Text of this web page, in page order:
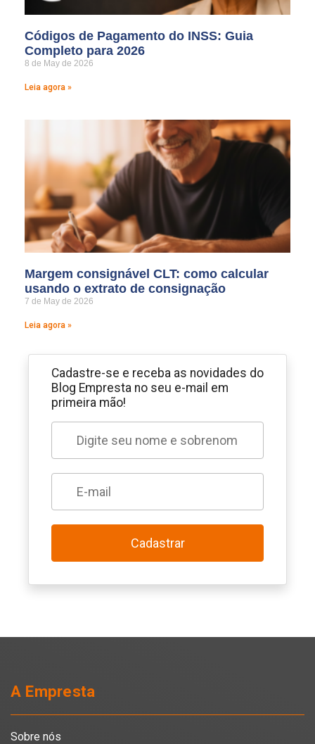
Códigos de Pagamento do INSS: Guia
Completo para 2026
8 de May de 2026
Leia agora »
Margem consignável CLT: como calcular
usando o extrato de consignação
7 de May de 2026
Leia agora »
Cadastre-se e receba as novidades do
Blog Empresta no seu e-mail em
primeira mão!
Cadastrar
A Empresta
Sobre nós